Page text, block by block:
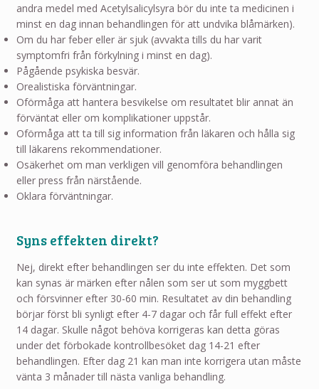
andra medel med Acetylsalicylsyra bör du inte ta medicinen i
minst en dag innan behandlingen för att undvika blåmärken).
Om du har feber eller är sjuk (avvakta tills du har varit
symptomfri från förkylning i minst en dag).
Pågående psykiska besvär.
Orealistiska förväntningar.
Oförmåga att hantera besvikelse om resultatet blir annat än
förväntat eller om komplikationer uppstår.
Oförmåga att ta till sig information från läkaren och hålla sig
till läkarens rekommendationer.
Osäkerhet om man verkligen vill genomföra behandlingen
eller press från närstående.
Oklara förväntningar.
Syns effekten direkt?
Nej, direkt efter behandlingen ser du inte effekten. Det som
kan synas är märken efter nålen som ser ut som myggbett
och försvinner efter 30-60 min. Resultatet av din behandling
börjar först bli synligt efter 4-7 dagar och får full effekt efter
14 dagar. Skulle något behöva korrigeras kan detta göras
under det förbokade kontrollbesöket dag 14-21 efter
behandlingen. Efter dag 21 kan man inte korrigera utan måste
vänta 3 månader till nästa vanliga behandling.